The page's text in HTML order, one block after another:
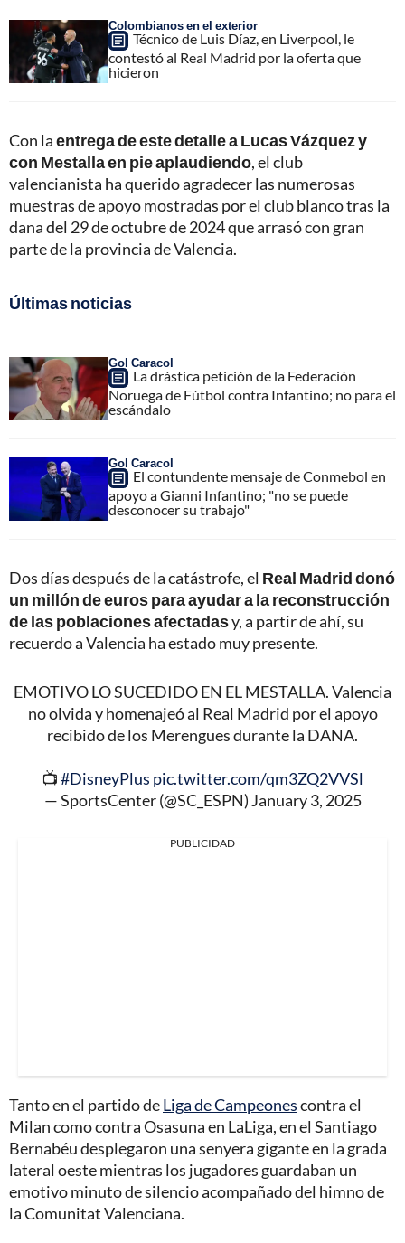
Colombianos en el exterior
Técnico de Luis Díaz, en Liverpool, le
contestó al Real Madrid por la oferta que
hicieron
Con laentrega de este detalle a Lucas Vázquez y
con Mestalla en pie aplaudiendo, el club
valencianista ha querido agradecer las numerosas
muestras de apoyo mostradas por el club blanco tras la
dana del 29 de octubre de 2024 que arrasó con gran
parte de la provincia de Valencia.
Últimas noticias
Gol Caracol
La drástica petición de la Federación
Noruega de Fútbol contra Infantino; no para el
escándalo
Gol Caracol
El contundente mensaje de Conmebol en
apoyo a Gianni Infantino; "no se puede
desconocer su trabajo"
Dos días después de la catástrofe, el Real Madrid donó
un millón de euros para ayudar a la reconstrucción
de las poblaciones afectadasy, a partir de ahí, su
recuerdo a Valencia ha estado muy presente.
EMOTIVO LO SUCEDIDO EN EL MESTALLA. Valencia
no olvida y homenajeó al Real Madrid por el apoyo
recibido de los Merengues durante la DANA.
📺#DisneyPlus pic.twitter.com/qm3ZQ2VVSl
— SportsCenter (@SC_ESPN) January 3, 2025
PUBLICIDAD
Tanto en el partido deLiga de Campeonescontra el
Milan como contra Osasuna en LaLiga, en el Santiago
Bernabéu desplegaron una senyera gigante en la grada
lateral oeste mientras los jugadores guardaban un
emotivo minuto de silencio acompañado del himno de
la Comunitat Valenciana.